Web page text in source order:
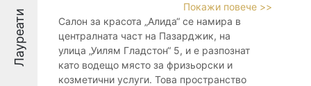
Лауреати
Покажи повече >>
Салон за красота „Алида“ се намира в
централната част на Пазарджик, на
улица „Уилям Гладстон“ 5, и е разпознат
като водещо място за фризьорски и
козметични услуги. Това пространство